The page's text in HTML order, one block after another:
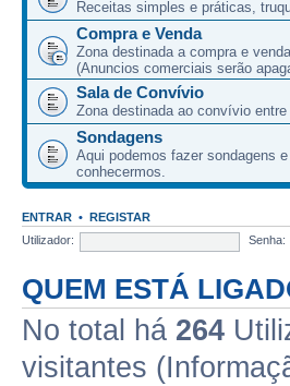
Receitas simples e práticas,
Compra e Venda
Zona destinada a compra e
(Anuncios comerciais serão
Sala de Convívio
Zona destinada ao convívio entre
Sondagens
Aqui podemos fazer sondagens
conhecermos.
ENTRAR • REGISTAR
Utilizador:
Senha:
QUEM ESTÁ
No total há 264
visitantes